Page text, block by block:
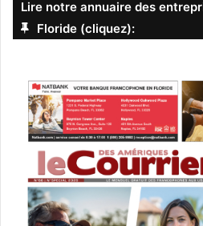
Lire notre annuaire des
Floride (cliquez):